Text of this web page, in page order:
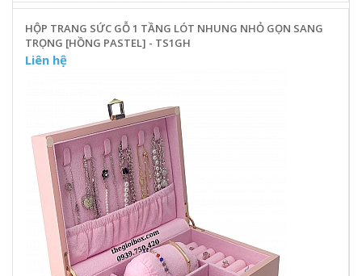
HỘP TRANG SỨC GỖ 1 TẦNG LÓT NHUNG NHỎ GỌN SANG
TRỌNG [HỒNG PASTEL] - TS1GH
Liên hệ